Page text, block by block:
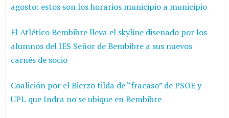
agosto: estos son los horarios municipio a municipio
El Atlético Bembibre lleva el skyline diseñado por los
alumnos del IES Señor de Bembibre a sus nuevos
carnés de socio
Coalición por el Bierzo tilda de “fracaso” de PSOE y
UPL que Indra no se ubique en Bembibre